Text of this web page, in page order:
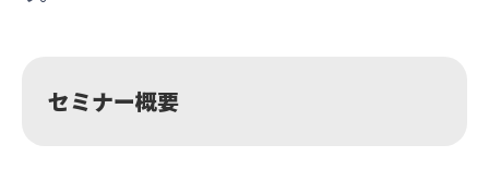
セミナー概要